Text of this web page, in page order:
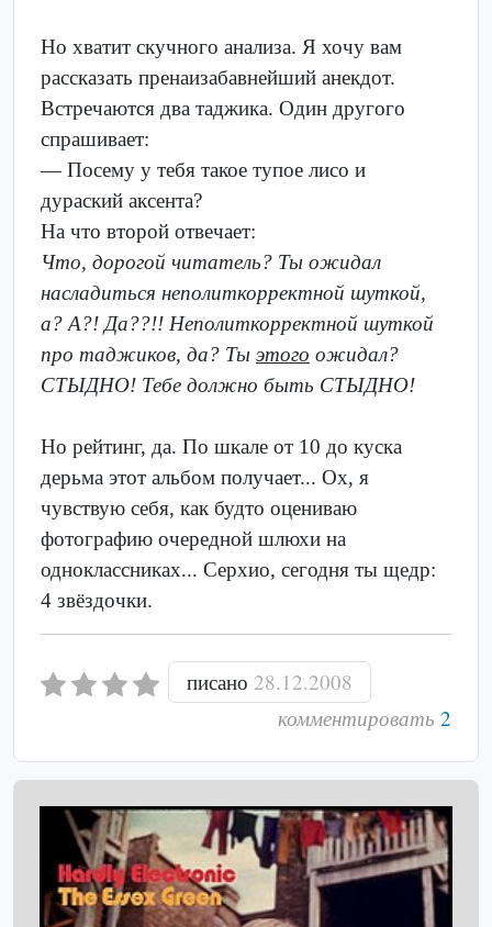
Но хватит скучного анализа. Я хочу вам
рассказать пренаизабавнейший анекдот.
Встречаются два таджика. Один другого
спрашивает:
— Посему у тебя такое тупое лисо и
дураский аксента?
На что второй отвечает:
Что, дорогой читатель? Ты ожидал
насладиться неполиткорректной шуткой,
а? А?! Да??!! Неполиткорректной шуткой
про таджиков, да? Ты этого ожидал?
СТЫДНО! Тебе должно быть СТЫДНО!
Но рейтинг, да. По шкале от 10 до куска
дерьма этот альбом получает... Ох, я
чувствую себя, как будто оцениваю
фотографию очередной шлюхи на
одноклассниках... Серхио, сегодня ты щедр:
4 звёздочки.
писано 28.12.2008
комментировать 2